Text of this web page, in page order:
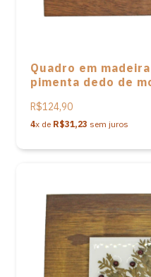
Quadro em
pimenta dedo de
R$124,90
4x de R$31,23 sem juros